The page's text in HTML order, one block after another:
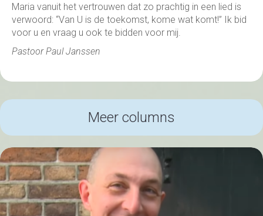
Maria vanuit het vertrouwen dat zo prachtig in een lied is
verwoord: “Van U is de toekomst, kome wat komt!” Ik bid
voor u en vraag u ook te bidden voor mij.
Pastoor Paul Janssen
Meer columns